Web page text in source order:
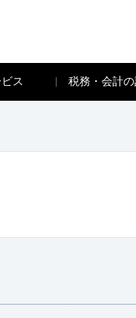
ス 税務・会計